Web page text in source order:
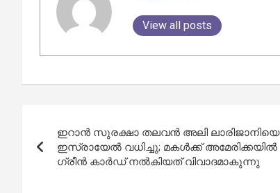
View all posts
navigation
ഇറാൻ സുരക്ഷാ തലവൻ അലി ലാരിജാനിയെ
ഇസ്രായേൽ വധിച്ചു; മകൾക്ക് അമേരിക്കയിൽ
ഗ്രീൻ കാർഡ് നൽകിയത് വിവാദമാകുന്നു